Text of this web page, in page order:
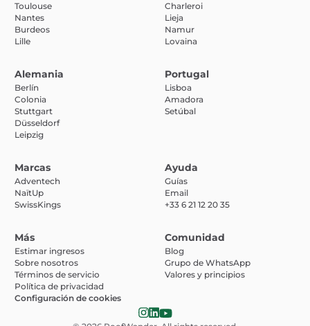
Toulouse
Nantes
Burdeos
Lille
Charleroi
Lieja
Namur
Lovaina
Alemania
Berlín
Colonia
Stuttgart
Düsseldorf
Leipzig
Portugal
Lisboa
Amadora
Setúbal
Marcas
Adventech
NaïtUp
SwissKings
Ayuda
Guías
Email
+33 6 21 12 20 35
Más
Estimar ingresos
Sobre nosotros
Términos de servicio
Política de privacidad
Configuración de cookies
Comunidad
Blog
Grupo de WhatsApp
Valores y principios